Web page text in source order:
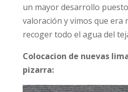
un mayor desarrollo
valoración y vimos que era
recoger todo el agua del
Colocacion de nuevas
pizarra: